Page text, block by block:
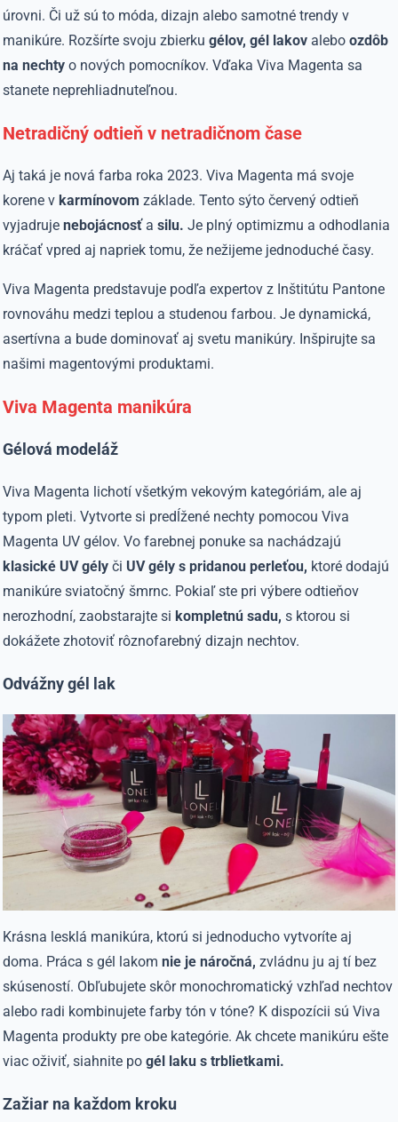
úrovni. Či už sú to móda, dizajn alebo samotné trendy v
manikúre. Rozšírte svoju zbierkugélov, gél lakov aleboozdôb
na nechty o nových pomocníkov. Vďaka Viva Magenta sa
stanete neprehliadnuteľnou.
Netradičný odtieň v netradičnom čase
Aj taká je nová farba roka 2023. Viva Magenta má svoje
korene vkarmínovom základe. Tento sýto červený odtieň
vyjadrujenebojácnosťasilu. Je plný optimizmu a odhodlania
kráčať vpred aj napriek tomu, že nežijeme jednoduché časy.
Viva Magenta predstavuje podľa expertov z Inštitútu Pantone
rovnováhu medzi teplou a studenou farbou. Je dynamická,
asertívna a bude dominovať aj svetu manikúry. Inšpirujte sa
našimi magentovými produktami.
Viva Magenta manikúra
Gélová modeláž
Viva Magenta lichotí všetkým vekovým kategóriám, ale aj
typom pleti. Vytvorte si predĺžené nechty pomocou Viva
Magenta UV gélov. Vo farebnej ponuke sa nachádzajú
klasické UV gély či UV gély s pridanou perleťou, ktoré dodajú
manikúre sviatočný šmrnc. Pokiaľ ste pri výbere odtieňov
nerozhodní, zaobstarajte sikompletnú sadu, s ktorou si
dokážete zhotoviť rôznofarebný dizajn nechtov.
Odvážny gél lak
Krásna lesklá manikúra, ktorú si jednoducho vytvoríte aj
doma. Práca s gél lakomnie je náročná, zvládnu ju aj tí bez
skúseností. Obľubujete skôr monochromatický vzhľad nechtov
alebo radi kombinujete farby tón v tóne? K dispozícii sú Viva
Magenta produkty pre obe kategórie. Ak chcete manikúru ešte
viac oživiť, siahnite pogél laku s trblietkami.
Zažiar na každom kroku